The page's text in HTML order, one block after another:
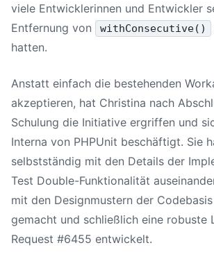
viele Entwicklerinnen und Entwickler
Entfernung von
withConsecutive()
hatten.
Anstatt einfach die bestehenden
akzeptieren, hat Christina nach
Schulung die Initiative ergriffen und
Interna von PHPUnit beschäftigt. Sie
selbstständig mit den Details der
Test Double-Funktionalität
mit den Designmustern der
gemacht und schließlich eine robuste
Request #6455 entwickelt.